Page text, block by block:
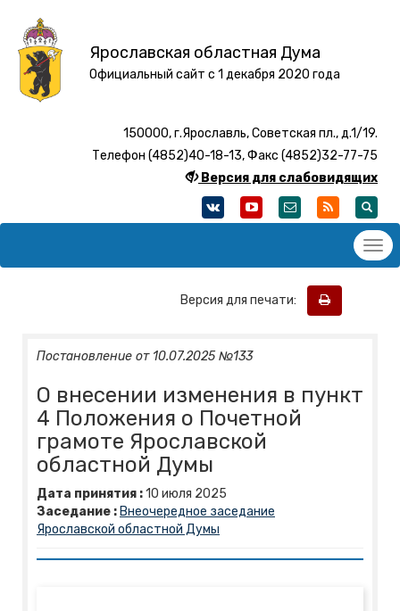
Ярославская областная Дума
Официальный сайт с 1 декабря 2020 года
150000, г.Ярославль, Советская пл., д.1/19.
Телефон (4852)40-18-13, Факс (4852)32-77-75
Версия для слабовидящих
Версия для печати:
Постановление от 10.07.2025 №133
О внесении изменения в пункт
4 Положения о Почетной
грамоте Ярославской
областной Думы
Дата принятия :10 июля 2025
Заседание : Внеочередное заседание
Ярославской областной Думы